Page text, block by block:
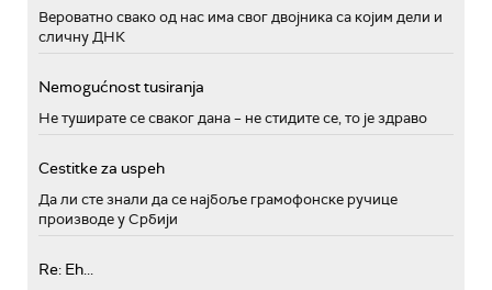
Вероватно свако од нас има свог двојника са којим дели и
сличну ДНК
Nemogućnost tusiranja
Не туширате се сваког дана – не стидите се, то је здраво
Cestitke za uspeh
Да ли сте знали да се најбоље грамофонске ручице
производе у Србији
Re: Eh...